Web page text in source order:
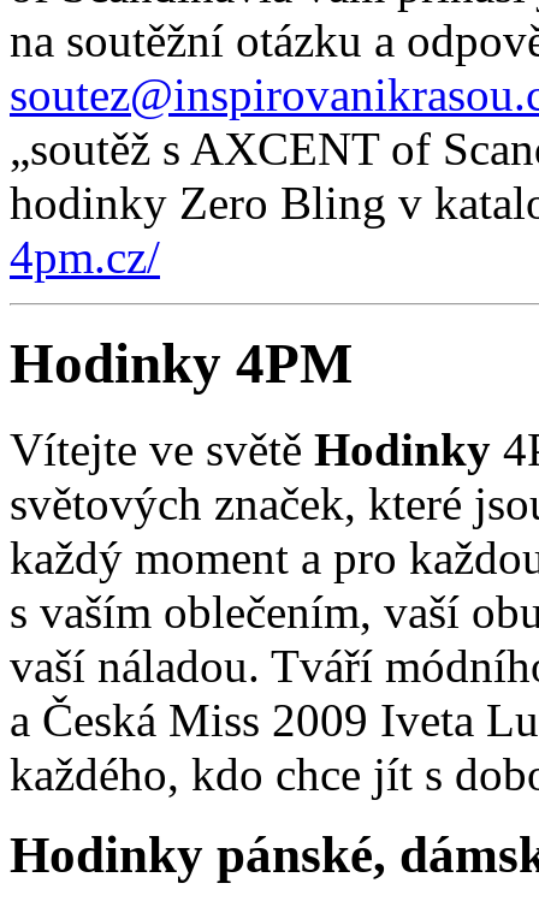
na soutěžní otázku a
„soutěž s AXCENT of
hodinky Zero Bling v
4pm.cz/
Hodinky 4PM
Vítejte ve světě Hodinky
světových značek, které
každý moment a pro
s vaším oblečením, vaší
vaší náladou. Tváří
a Česká Miss 2009 Iveta
každého, kdo chce jít s
Hodinky pánské,